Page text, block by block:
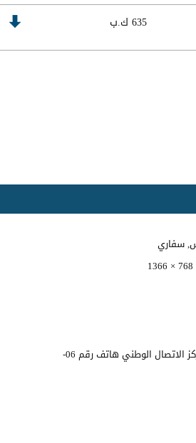
635 ك.ب
للابلاغ عن اي مشكلة فنية يرجى الاتصال على مركز الاتصال الوطني هاتف رقم 06-